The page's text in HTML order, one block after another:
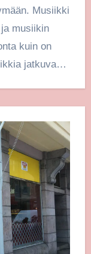
Musiikki
musiikin
kuin on
jatkuvasti,